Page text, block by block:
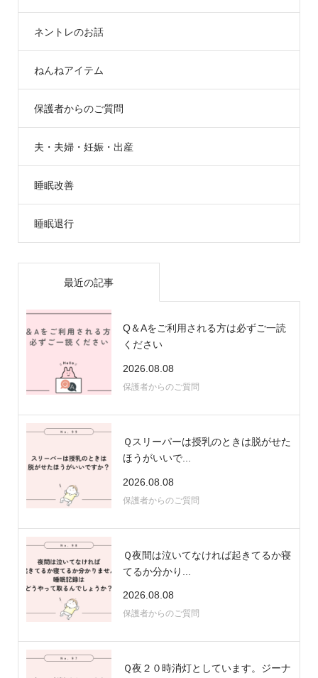
ネントレのお話
ねんねアイテム
保護者からのご質問
夫・夫婦・妊娠・出産
睡眠改善
睡眠退行
最近の記事
Q＆Aをご利用される方は必ずご一読
ください
2026.08.08
保護者からのご質問
Ｑスリーパーは授乳のときは脱がせた
ほうがいいで...
2026.08.08
保護者からのご質問
Ｑ夜間は泣いてなければ起きてるか寝
てるか分かり...
2026.08.08
保護者からのご質問
Ｑ夜２０時消灯としています。ジーナ